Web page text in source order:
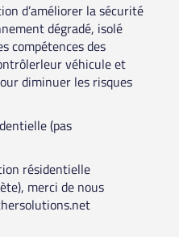
d’améliorer la sécurité
dégradé, isolé
compétences des
véhicule et
diminuer les risques
(pas
résidentielle
merci de nous